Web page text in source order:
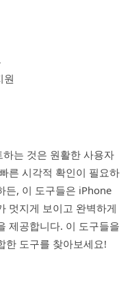
원
는 것은 원활한 사용자
른 시각적 확인이 필요하
든, 이 도구들은 iPhone
멋지게 보이고 완벽하게
제공합니다. 이 도구들을
한 도구를 찾아보세요!